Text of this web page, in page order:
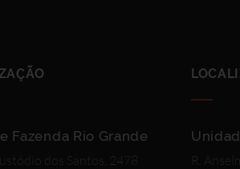
Fazenda Rio Grande
dos Santos, 2478
R.